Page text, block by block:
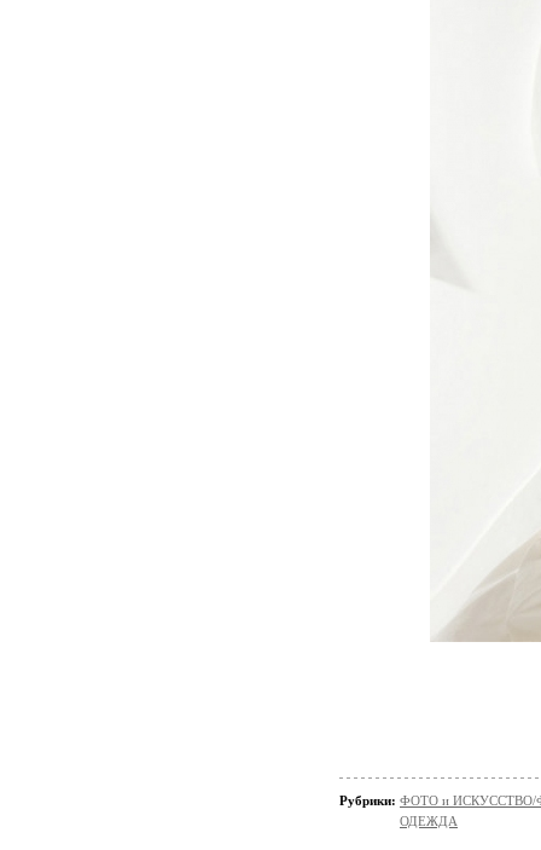
Рубрики: ФОТО и ИСКУССТВО/
ОДЕЖДА